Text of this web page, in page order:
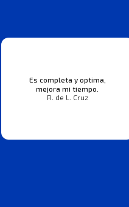
Es completa y optima,
mejora mi tiempo.
R. de L. Cruz